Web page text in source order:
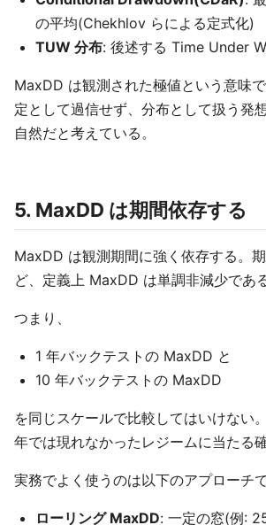
の平均(Chekhlov らによる定式化)
TUW 分布: 後述する Time Under
MaxDD は観測された極値という意味
定として過信せず、分布として扱う発
自然だと考えている。
5. MaxDD は期間依存する
MaxDD は観測期間に強く依存する。
ど、定義上 MaxDD は単調非減少である
つまり、
1 年バックテストの MaxDD と
10 年バックテストの MaxDD
を同じスケールで比較してはいけない
年では現れなかったレジームに当たる
実務でよく使うのは以下のアプローチで
ローリング MaxDD: 一定の窓(例: